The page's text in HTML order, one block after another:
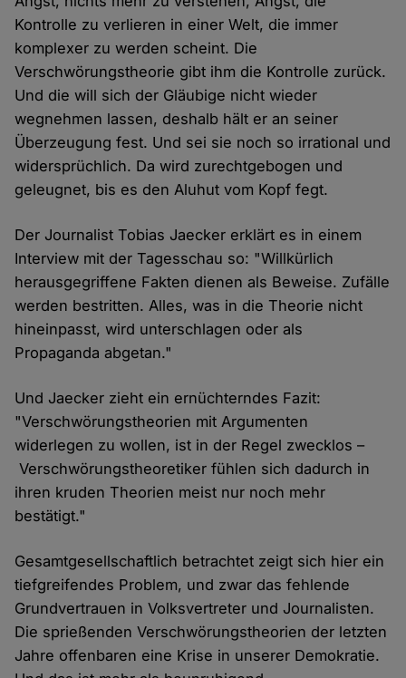
Kontrolle zu verlieren in einer Welt, die immer
komplexer zu werden scheint. Die
Verschwörungstheorie gibt ihm die Kontrolle zurück.
Und die will sich der Gläubige nicht wieder
wegnehmen lassen, deshalb hält er an seiner
Überzeugung fest. Und sei sie noch so irrational und
widersprüchlich. Da wird zurechtgebogen und
geleugnet, bis es den Aluhut vom Kopf fegt.
Der Journalist Tobias Jaecker erklärt es in einem
Interview mit der Tagesschau so: "Willkürlich
herausgegriffene Fakten dienen als Beweise. Zufälle
werden bestritten. Alles, was in die Theorie nicht
hineinpasst, wird unterschlagen oder als
Propaganda abgetan."
Und Jaecker zieht ein ernüchterndes Fazit:
"Verschwörungstheorien mit Argumenten
widerlegen zu wollen, ist in der Regel zwecklos –
Verschwörungstheoretiker fühlen sich dadurch in
ihren kruden Theorien meist nur noch mehr
bestätigt."
Gesamtgesellschaftlich betrachtet zeigt sich hier ein
tiefgreifendes Problem, und zwar das fehlende
Grundvertrauen in Volksvertreter und Journalisten.
Die sprießenden Verschwörungstheorien der letzten
Jahre offenbaren eine Krise in unserer Demokratie.